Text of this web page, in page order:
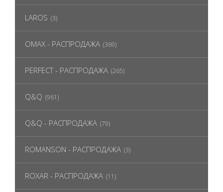
LAROS (3)
OMAX - РАСПРОДАЖА (369)
PERFECT - РАСПРОДАЖА (265)
Q&Q (961)
Q&Q - РАСПРОДАЖА (79)
ROMANSON - РАСПРОДАЖА (3)
ROXAR - РАСПРОДАЖА (11)